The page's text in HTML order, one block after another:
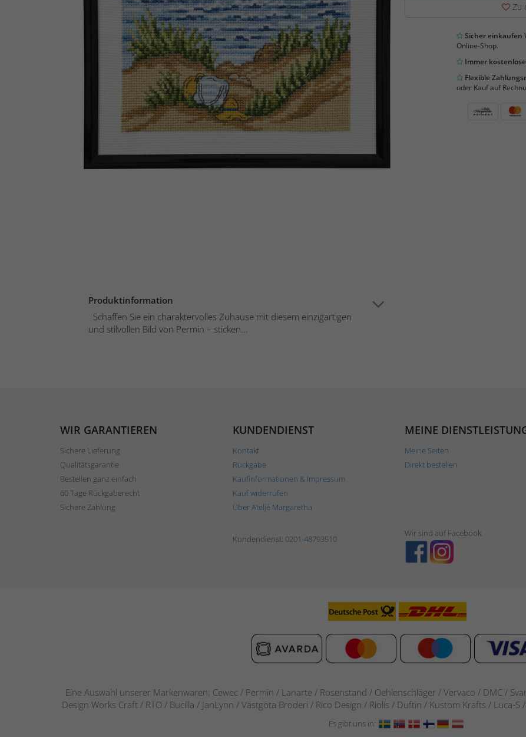
Produktinformation
Schaffen Sie ein charaktervolles Zuhause mit diesem einzigartigen
und stilvollen Bild von Permin – sticken...
Zu
Sicher einkaufen
Online-Shop.
Immer
Flexible
oder Kauf auf
WIR GARANTIEREN
Sichere Lieferung
Qualitätsgarantie
Bestellen ganz einfach
60 Tage Rückgaberecht
Sichere Zahlung
KUNDENDIENST
Kontakt
Rückgabe
Kaufinformationen & Impressum
Kauf widerrufen
Über Ateljé Margaretha
MEINE
Meine Seiten
Direkt bestellen
Kundendienst: 0201-48793510
Wir sind auf Facebook
Eine Auswahl unserer Markenwaren: Cewec / Permin / Lanarte / Rosenstand / Oehlenschläger / Vervaco / DMC /
Design Works Craft / RTO / Bucilla / JanLynn / Västgöta Broderi / Rico Design / Riolis / Duftin / Kustom Krafts / Luca-
Es gibt uns in: